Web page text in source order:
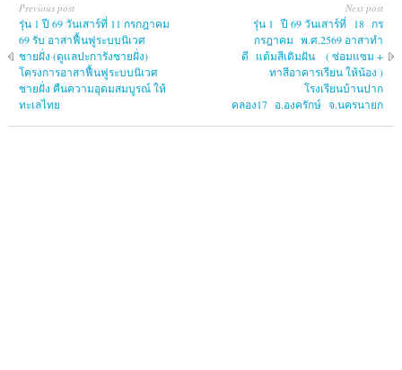
Previous post
รุ่น 1 ปี 69 วันเสาร์ที่ 11 กรกฎาคม
69 รับ อาสาฟื้นฟูระบบนิเวศ
ชายฝั่ง (ดูแลปะการังชายฝั่ง)
โครงการอาสาฟื้นฟูระบบนิเวศ
ชายฝั่ง คืนความอุดมสมบูรณ์ ให้
ทะเลไทย
Next post
รุ่น 1 ปี 69 วันเสาร์ที่ 18 กร
กรฎาคม พ.ศ.2569 อาสาทำ
ดี แต้มสีเติมฝัน ( ซ่อมแซม +
ทาสีอาคารเรียน ให้น้อง )
โรงเรียนบ้านปาก
คลอง17 อ.องครักษ์ จ.นครนายก